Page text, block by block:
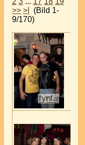
>> >|
(Bild 1-
9/170)